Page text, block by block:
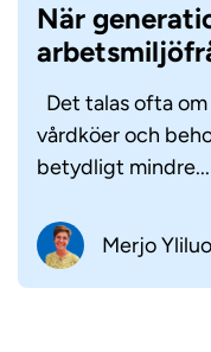
När
Det talas ofta
vårdköer och
betydligt mindre...
Merjo